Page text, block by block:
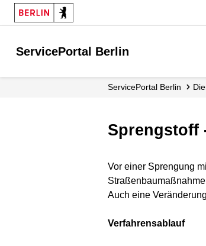
ServicePortal Berlin
ServicePortal Berlin
Sprengstoff
Vor einer Sprengung
Auch eine
Verfahrensablauf